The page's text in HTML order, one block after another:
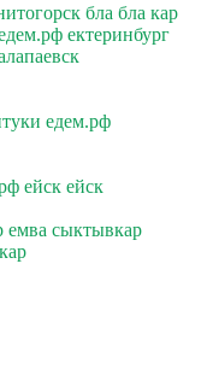
бла бла кар
ектеринбург
едем.рф
ейск ейск
емва сыктывкар